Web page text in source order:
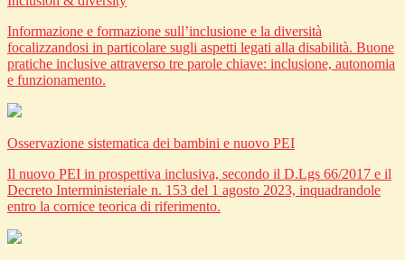
Informazione e formazione sull’inclusione e la diversità
focalizzandosi in particolare sugli aspetti legati alla disabilità. Buone
pratiche inclusive attraverso tre parole chiave: inclusione, autonomia
e funzionamento.
Osservazione sistematica dei bambini e nuovo PEI
Il nuovo PEI in prospettiva inclusiva, secondo il D.Lgs 66/2017 e il
Decreto Interministeriale n. 153 del 1 agosto 2023, inquadrandole
entro la cornice teorica di riferimento.